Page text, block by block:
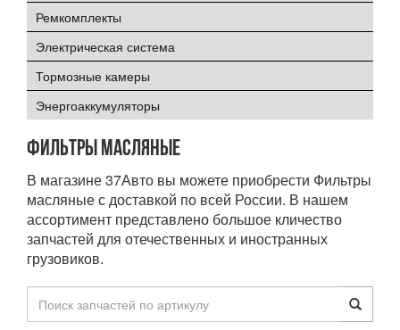
Ремкомплекты
Электрическая система
Тормозные камеры
Энергоаккумуляторы
Фильтры масляные
В магазине 37Авто вы можете приобрести Фильтры
масляные с доставкой по всей России. В нашем
ассортимент представлено большое кличество
запчастей для отечественных и иностранных
грузовиков.